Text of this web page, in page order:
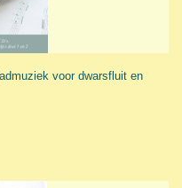
voor dwarsfluit en